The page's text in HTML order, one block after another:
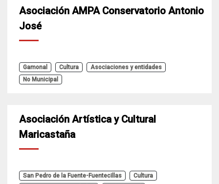
Asociación AMPA Conservatorio Antonio
José
Gamonal Cultura
Asociaciones y entidades
No Municipal
Asociación Artística y Cultural
Maricastaña
San Pedro de la Fuente-Fuentecillas
Cultura